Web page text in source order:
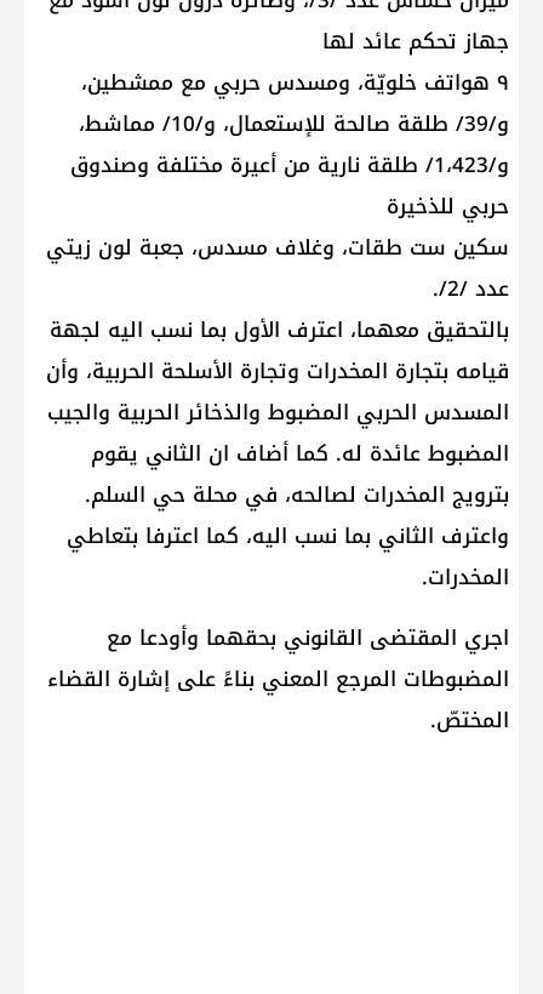
جهاز تحكم عائد لها
۹ هواتف خلويّة، ومسدس حربي مع ممشطين،
و/39/ طلقة صالحة للإستعمال، و/10/ مماشط،
و/1،423/ طلقة نارية من أعيرة مختلفة وصندوق
حربي للذخيرة
سكين ست طقات، وغلاف مسدس، جعبة لون زيتي
عدد /2/.
بالتحقيق معهما، اعترف الأول بما نسب اليه لجهة
قيامه بتجارة المخدرات وتجارة الأسلحة الحربية، وأن
المسدس الحربي المضبوط والذخائر الحربية والجيب
المضبوط عائدة له. كما أضاف ان الثاني يقوم
بترويج المخدرات لصالحه، في محلة حي السلم.
واعترف الثاني بما نسب اليه، كما اعترفا بتعاطي
المخدرات.
اجري المقتضى القانوني بحقهما وأودعا مع
المضبوطات المرجع المعني بناءً على إشارة القضاء
المختصّ.